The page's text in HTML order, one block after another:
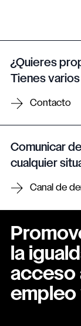
¿Quieres
Tienes
Contacto
Comunicar
cualquier
Canal de
la
acceso
empleo